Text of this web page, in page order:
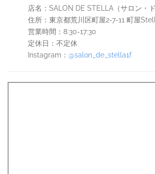
店名：SALON DE STELLA（サロン・
住所：東京都荒川区町屋2-7-11 町屋
営業時間：8:30-17:30
定休日：不定休
Instagram： @salon_de_stella1f